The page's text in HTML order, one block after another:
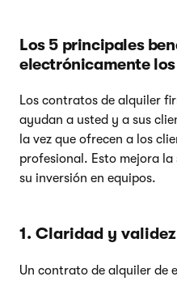
Los 5 principales
electrónicamente
Los contratos de alquiler
ayudan a usted y a sus
la vez que ofrecen a los
profesional. Esto mejora
su inversión en equipos.
1. Claridad y
Un contrato de alquiler de